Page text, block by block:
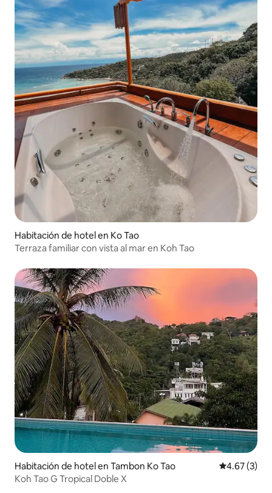
Habitación de hotel en Ko Tao
Terraza familiar con vista al mar en Koh Tao
Habitación de hotel en Tambon Ko Tao Calificación
4.67 (3)
Koh Tao G Tropical Doble X